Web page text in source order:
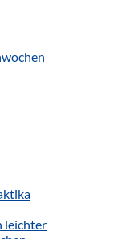
leichter